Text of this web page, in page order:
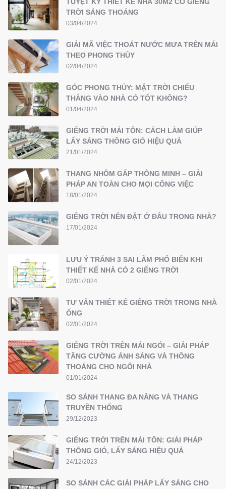
TUYỆT KỸ THIẾT KẾ NHÀ 30M2 CÓ GIẾNG
TRỜI SÁNG THOÁNG
03/04/2024
GIẢI MÃ VIỆC THOÁT NƯỚC MƯA TRÊN MÁI
THEO PHONG THỦY
02/04/2024
GÓC PHONG THỦY: MẶT TRỜI CHIẾU
THẲNG VÀO NHÀ CÓ TỐT KHÔNG?
01/04/2024
GIẾNG TRỜI MÁI TÔN: CÁCH LÀM GIÚP
LẤY SÁNG THÔNG GIÓ HIỆU QUẢ
21/01/2024
THANG NHÔM GẤP THÔNG MINH – GIẢI
PHÁP AN TOÀN CHO MỌI CÔNG VIỆC
18/01/2024
GIẾNG TRỜI NÊN ĐẶT Ở ĐÂU TRONG NHÀ?
17/01/2024
LƯU Ý TRÁNH 3 SAI LẦM PHỔ BIẾN KHI
THIẾT KẾ NHÀ CÓ 2 GIẾNG TRỜI
02/01/2024
TƯ VẤN THIẾT KẾ GIẾNG TRỜI TRONG NHÀ
ỐNG
02/01/2024
GIẾNG TRỜI TRÊN MÁI NGÓI – GIẢI PHÁP
TĂNG CƯỜNG ÁNH SÁNG VÀ THÔNG
THOÁNG CHO NGÔI NHÀ
01/01/2024
SO SÁNH THANG ĐA NĂNG VÀ THANG
TRUYỀN THỐNG
29/12/2023
GIẾNG TRỜI TRÊN MÁI TÔN: GIẢI PHÁP
THÔNG GIÓ, LẤY SÁNG HIỆU QUẢ
24/12/2023
SO SÁNH CÁC GIẢI PHÁP LẤY SÁNG CHO